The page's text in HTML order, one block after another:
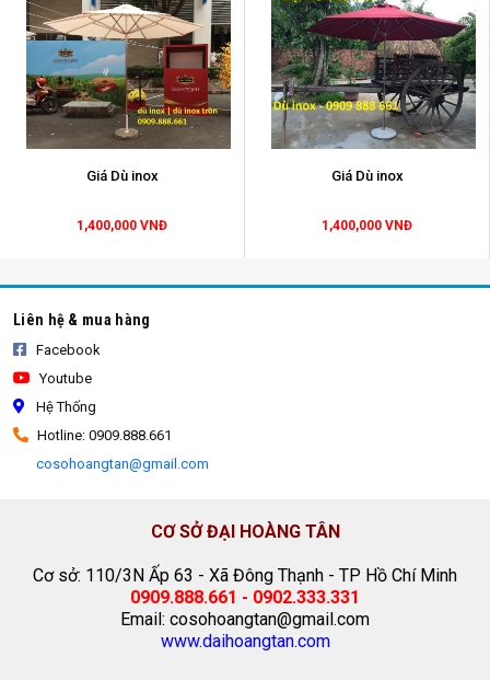
Giá Dù inox
1,400,000 VNĐ
Giá Dù inox
1,400,000 VNĐ
Liên hệ & mua hàng
Facebook
Youtube
Hệ Thống
Hotline: 0909.888.661
cosohoangtan@gmail.com
CƠ SỞ ĐẠI HOÀNG TÂN
Cơ sở: 110/3N Ấp 63 - Xã Đông Thạnh - TP Hồ Chí Minh
0909.888.661 - 0902.333.331
Email: cosohoangtan@gmail.com
www.daihoangtan.com